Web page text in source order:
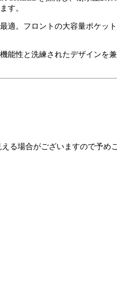
す。
適。フロントの大容量ポケッ
能性と洗練されたデザインを
る場合がございますので予め